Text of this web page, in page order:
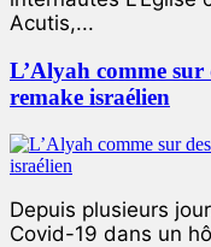
Acutis,...
L’Alyah comme sur
remake israélien
Depuis plusieurs
Covid-19 dans un